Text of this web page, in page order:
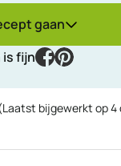
gaan
is fijn
facebook
(Laatst bijgewerkt op4